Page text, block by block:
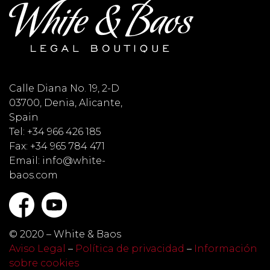
Calle Diana No. 19, 2-D
03700, Denia, Alicante,
Spain
Tel: +34 966 426 185
Fax: +34 965 784 471
Email: info@white-
baos.com
© 2020 – White & Baos
Aviso Legal – Política de privacidad – Información
sobre cookies